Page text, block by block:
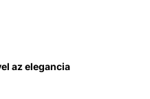
az elegancia